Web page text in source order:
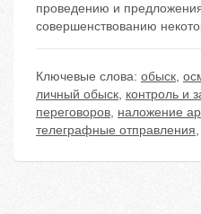
проведению и
совершенствованию
Ключевые слова: обыск,
личный обыск, контроль и
переговоров, наложение
телеграфные отправления,